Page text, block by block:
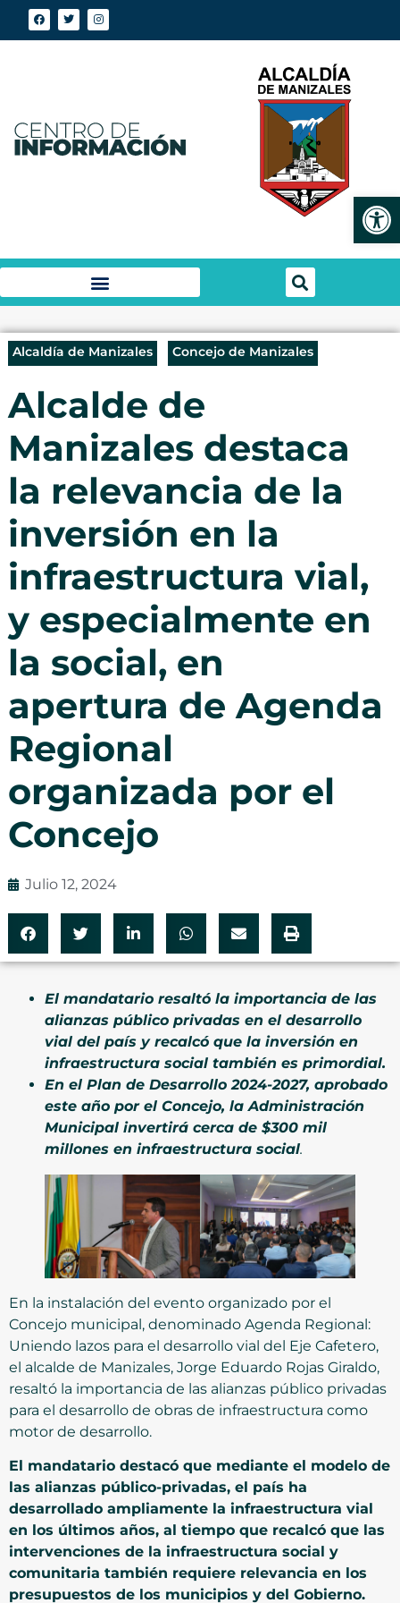
Alcaldía de Manizales Concejo de Manizales
Alcalde de
Manizales destaca
la relevancia de la
inversión en la
infraestructura vial,
y especialmente en
la social, en
apertura de Agenda
Regional
organizada por el
Concejo
Julio 12, 2024
El mandatario resaltó la importancia de las
alianzas público privadas en el desarrollo
vial del país y recalcó que la inversión en
infraestructura social también es primordial.
En el Plan de Desarrollo 2024-2027, aprobado
este año por el Concejo, la Administración
Municipal invertirá cerca de $300 mil
millones en infraestructura social.
En la instalación del evento organizado por el
Concejo municipal, denominado Agenda Regional:
Uniendo lazos para el desarrollo vial del Eje Cafetero,
el alcalde de Manizales, Jorge Eduardo Rojas Giraldo,
resaltó la importancia de las alianzas público privadas
para el desarrollo de obras de infraestructura como
motor de desarrollo.
El mandatario destacó que mediante el modelo de
las alianzas público-privadas, el país ha
desarrollado ampliamente la infraestructura vial
en los últimos años, al tiempo que recalcó que las
intervenciones de la infraestructura social y
comunitaria también requiere relevancia en los
presupuestos de los municipios y del Gobierno.